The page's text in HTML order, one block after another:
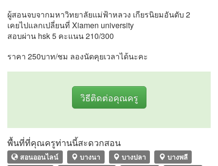
ผู้สอนจบจากมหาวิทยาลัยแม่ฟ้าหลวง เกียรนิยมอันดับ 2
เคยไปแลกเปลี่ยนที่ Xiamen university
สอบผ่าน hsk 5 คะแนน 210/300
ราคา 250บาท/ชม ลองนัดคุยเวลาได้นะคะ
วิธีติดต่อคุณครู
พื้นที่ที่คุณครูท่านนี้สะดวกสอน
สอนออนไลน์ บางนา บางปลา
บางพลี